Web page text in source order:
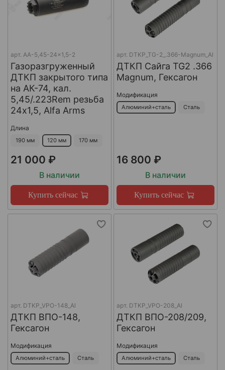
арт. AA-5,45-24x1,5-2
Газоразгруженный
ДТКП закрытого типа
на АК-74, кал.
5,45/.223Rem резьба
24х1,5, Alfa Arms
Длина
190 мм 120 мм 170 мм
21 000 ₽
В наличии
Купить сейчас
арт. DTKP_TG-2_.366-Magnum_Al
ДТКП Сайга TG2 .366
Magnum, Гексагон
Модификация
Алюминий+сталь Сталь
16 800 ₽
В наличии
Купить сейчас
арт. DTKP_VPO-148_Al
ДТКП ВПО-148,
Гексагон
Модификация
Алюминий+сталь Сталь
арт. DTKP_VPO-208_Al
ДТКП ВПО-208/209,
Гексагон
Модификация
Алюминий+сталь Сталь